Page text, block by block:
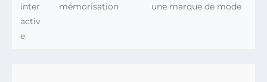
inter
activ
e
mémorisation
une marque de mode